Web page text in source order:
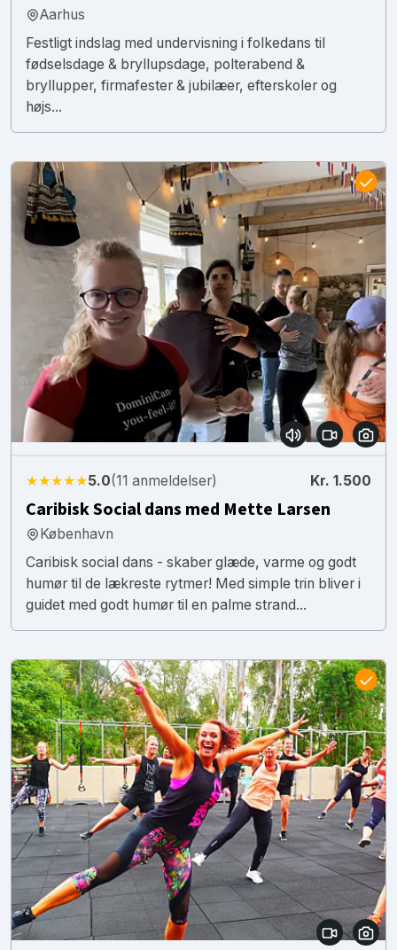
Aarhus
Festligt indslag med undervisning i folkedans til
fødselsdage & bryllupsdage, polterabend &
bryllupper, firmafester & jubilæer, efterskoler og
højs...
★★★★★5.0(11 anmeldelser) Kr. 1.500
Caribisk Social dans med Mette Larsen
København
Caribisk social dans - skaber glæde, varme og godt
humør til de lækreste rytmer! Med simple trin bliver i
guidet med godt humør til en palme strand...